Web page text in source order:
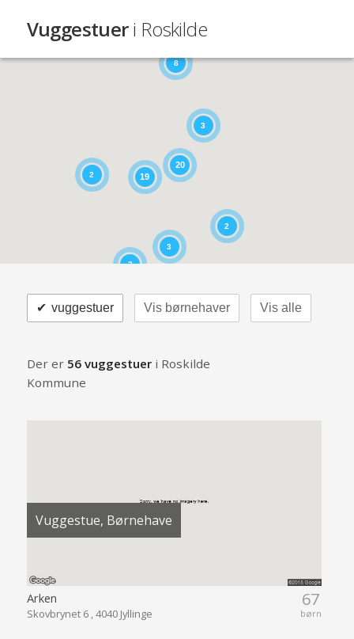
Vuggestueri Roskilde
19
20
2
3
3
8
3
2
vuggestuer
✔ Vis børnehaver Vis alle
Der er 56 vuggestueri Roskilde
Kommune
Vuggestue, Børnehave
67
børn
Arken
Skovbrynet 6 , 4040 Jyllinge